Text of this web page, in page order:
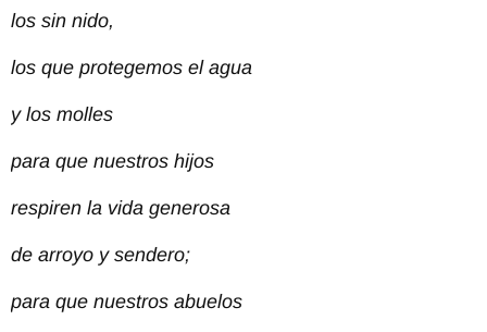
los sin nido,
los que protegemos el agua
y los molles
para que nuestros hijos
respiren la vida generosa
de arroyo y sendero;
para que nuestros abuelos